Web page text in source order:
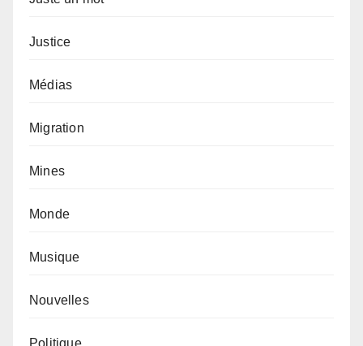
Justice
Médias
Migration
Mines
Monde
Musique
Nouvelles
Politique